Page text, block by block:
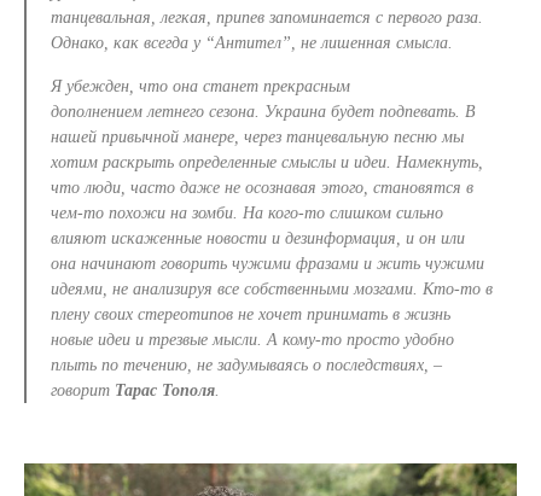
танцевальная , легкая , припев запоминается с первого раза.
Однако, как всегда у “Антител”, не лишенная смысла
Я убежден, что она станет прекрасным
дополнением летнего сезона. Украина будет подпевать. В
нашей привычной манере, через танцевальную песню мы
хотим раскрыть определенные смыслы и идеи. Намекнуть,
что люди, часто даже не осознавая этого, становятся в
чем-то похожи на зомби. На кого-то слишком сильно
влияют искаженные новости и дезинформация, и он или
она начинают говорить чужими фразами и жить чужими
идеями, не анализируя все собственными мозгами. Кто-то в
плену своих стереотипов не хочет принимать в жизнь
новые идеи и трезвые мысли. А кому-то просто удобно
плыть по течению, не задумываясь о последствиях, –
говорит Тарас Тополя